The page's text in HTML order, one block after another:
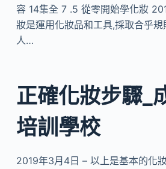
容 14集全 7 .5 從零開始學化妝
妝是運用化妝品和工具,採取合乎
人…
正確化妝步驟_
培訓學校
2019年3月4日 – 以上是基本的化